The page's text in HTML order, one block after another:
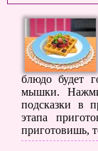
блюдо будет
мышки.
подсказки в
этапа
приготовишь,